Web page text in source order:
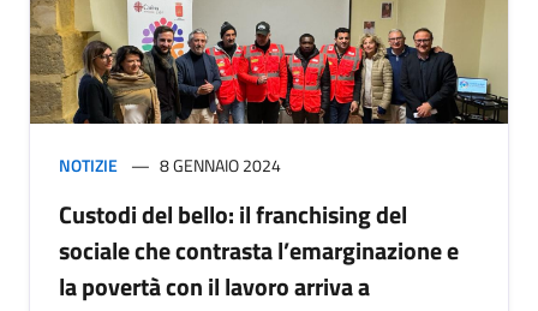
NOTIZIE 8 GENNAIO 2024
Custodi del bello: il franchising del
sociale che contrasta l’emarginazione e
la povertà con il lavoro arriva a